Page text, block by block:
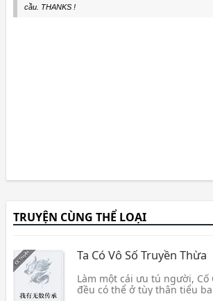
cầu. THANKS !
TRUYỆN CÙNG THỂ LOẠI
Ta Có Vô Số Truyền Thừa
Làm một cái ưu tú người,
đều có thể ở tùy thân tiểu